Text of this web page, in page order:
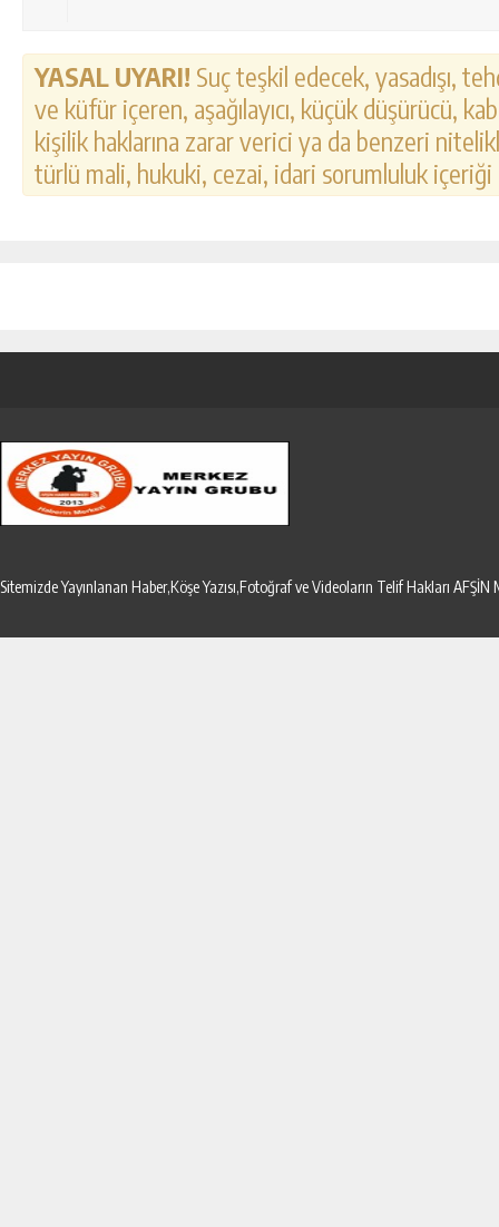
YASAL UYARI! Suç teşkil edecek, yasadışı,
ve küfür içeren, aşağılayıcı, küçük düşürücü,
kişilik haklarına zarar verici ya da benzeri
türlü mali, hukuki, cezai, idari sorumluluk
Sitemizde Yayınlanan Haber,Köşe Yazısı,Fotoğraf ve Videoların Telif Hakları